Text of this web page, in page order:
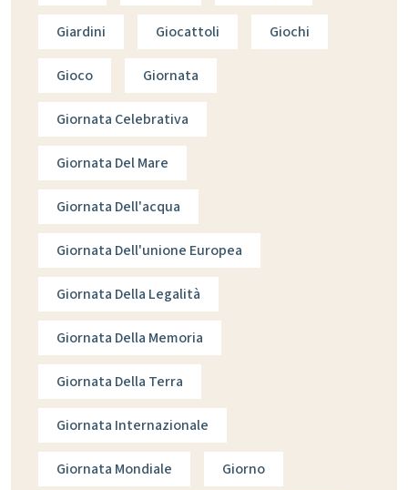
Giardini Giocattoli Giochi
Gioco Giornata
Giornata Celebrativa
Giornata Del Mare
Giornata Dell'acqua
Giornata Dell'unione Europea
Giornata Della Legalità
Giornata Della Memoria
Giornata Della Terra
Giornata Internazionale
Giornata Mondiale Giorno